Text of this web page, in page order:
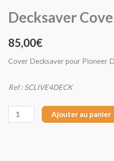
Decksaver
85,00€
Cover Decksaver pour Pioneer
Ref : SCLIVE4DECK
Decksaver
Denon
SC
4
Ajouter au panier